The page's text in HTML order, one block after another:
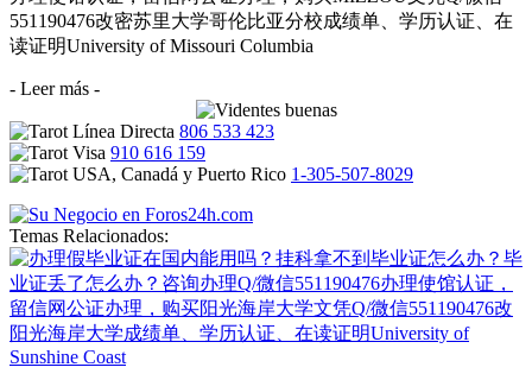
551190476改密苏里大学哥伦比亚分校成绩单、学历认证、在
读证明University of Missouri Columbia
- Leer más -
806 533 423
910 616 159
1-305-507-8029
Temas Relacionados: